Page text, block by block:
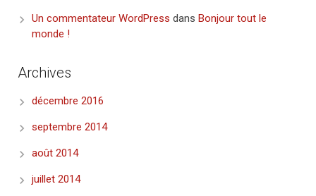
Un commentateur WordPress dans Bonjour tout le
monde !
Archives
décembre 2016
septembre 2014
août 2014
juillet 2014